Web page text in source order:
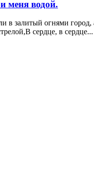
меня водой.
в залитый огнями
сердце, в сердце...